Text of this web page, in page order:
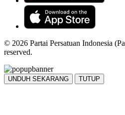
© 2026 Partai Persatuan Indonesia
reserved.
UNDUH SEKARANG TUTUP